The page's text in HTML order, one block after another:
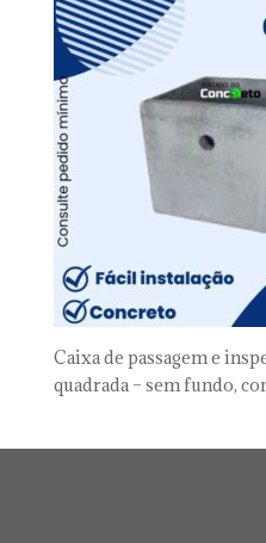
Caixa de passagem e
quadrada – sem fundo,